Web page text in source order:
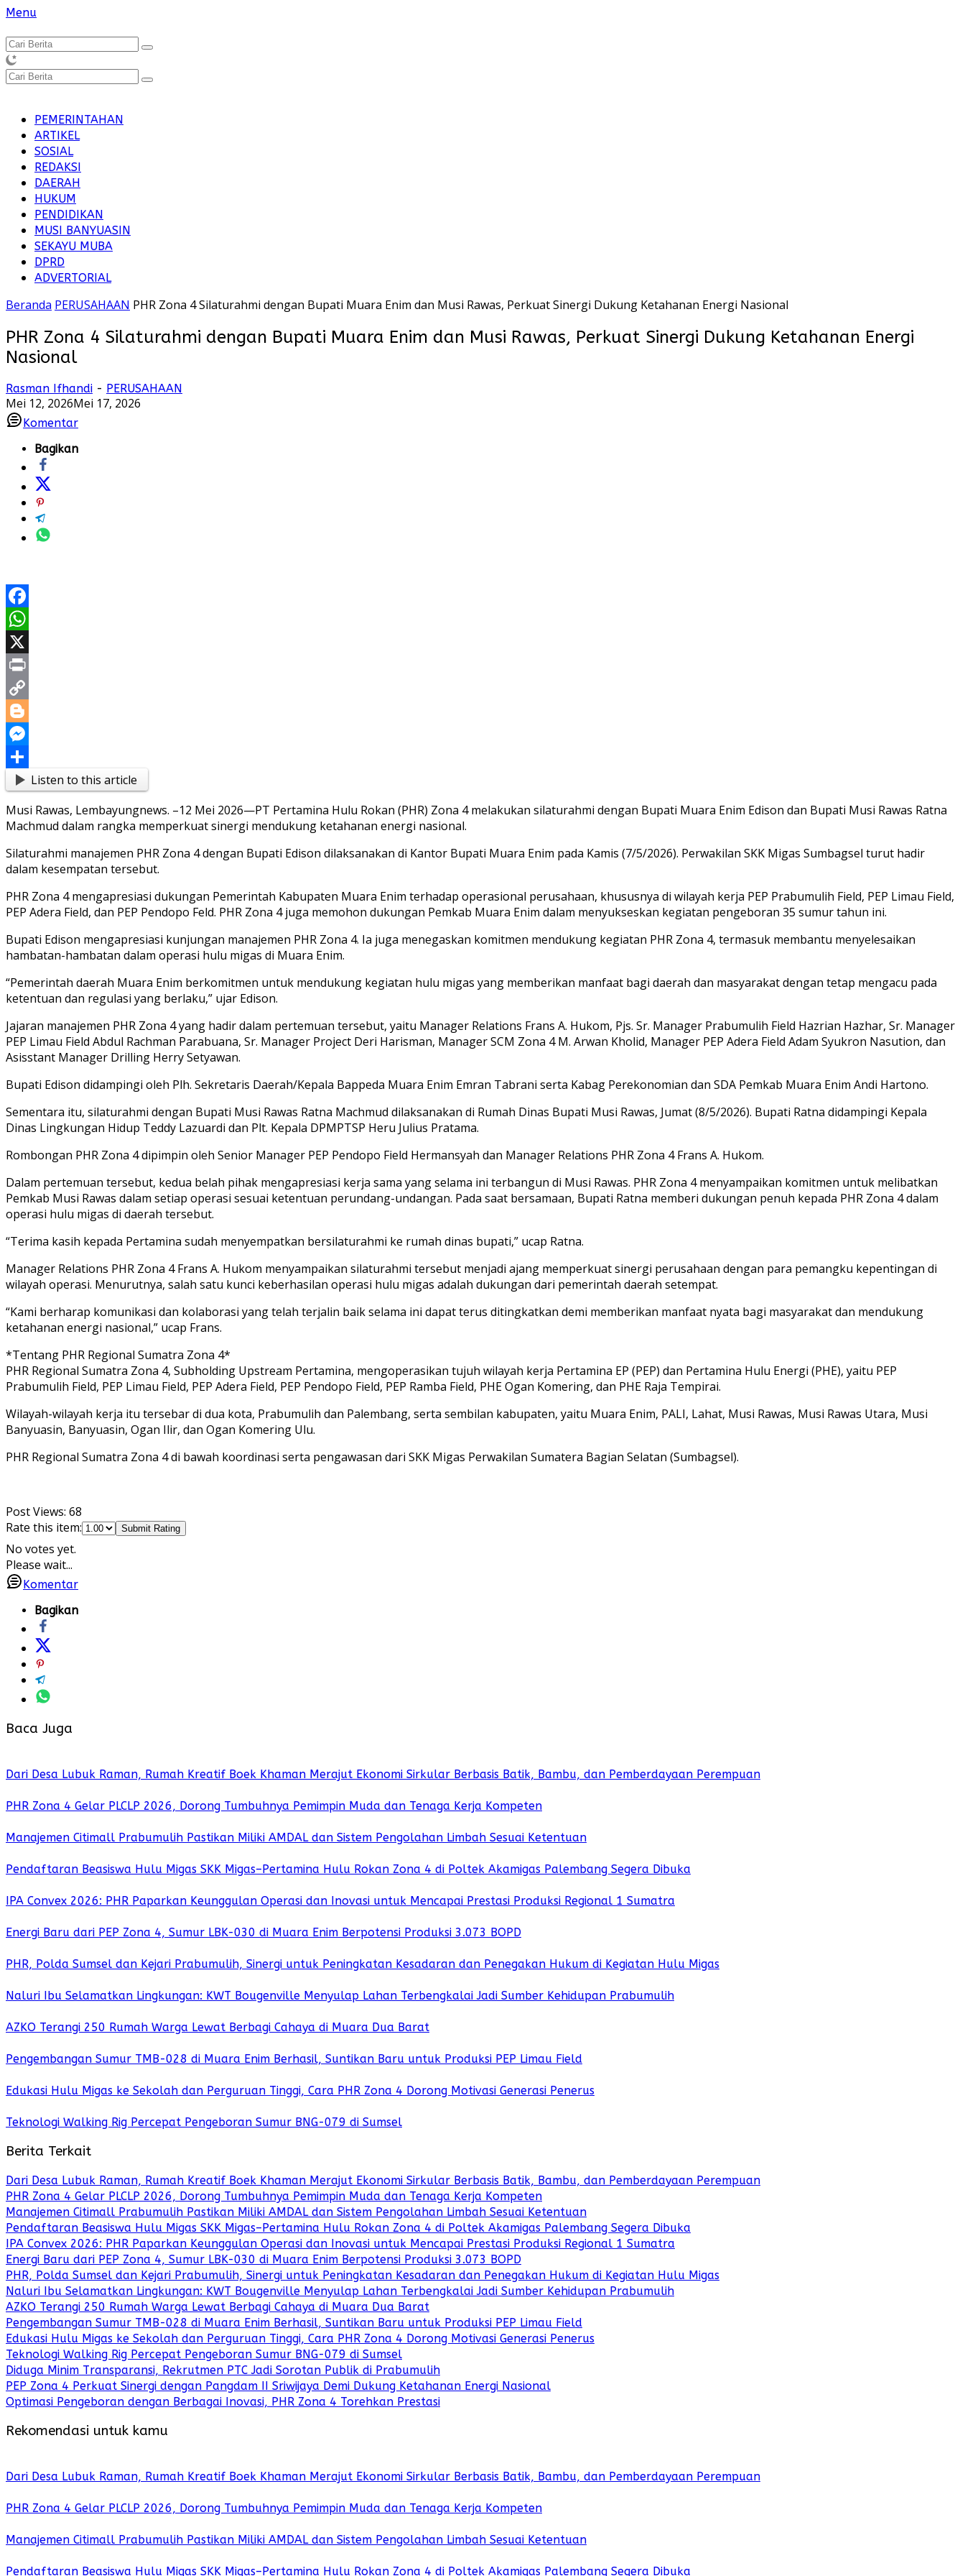
Langsung
konten
Menu
PEMERINTAHAN
ARTIKEL
SOSIAL
REDAKSI
DAERAH
HUKUM
PENDIDIKAN
MUSI BANYUASIN
SEKAYU MUBA
DPRD
ADVERTORIAL
Beranda PERUSAHAAN PHR Zona 4 Silaturahmi dengan Bupati Muara Enim dan Musi Rawas, Perkuat Sinergi Dukung Ketahanan Energi Nasional
PHR Zona 4 Silaturahmi dengan Bupati Muara Enim dan Musi Rawas, Perkuat Sinergi Dukung Ketahanan Energi
Nasional
Rasman Ifhandi - PERUSAHAAN
Mei 12, 2026Mei 17, 2026
Komentar
Bagikan
Facebook
WhatsApp
X
Print
Copy
Link
Blogger
Messenger
ShareListen to this article
Musi Rawas, Lembayungnews. –12 Mei 2026—PT Pertamina Hulu Rokan (PHR) Zona 4 melakukan silaturahmi dengan Bupati Muara Enim Edison dan Bupati Musi Rawas Ratna
Machmud dalam rangka memperkuat sinergi mendukung ketahanan energi nasional.
Silaturahmi manajemen PHR Zona 4 dengan Bupati Edison dilaksanakan di Kantor Bupati Muara Enim pada Kamis (7/5/2026). Perwakilan SKK Migas Sumbagsel turut hadir
dalam kesempatan tersebut.
PHR Zona 4 mengapresiasi dukungan Pemerintah Kabupaten Muara Enim terhadap operasional perusahaan, khususnya di wilayah kerja PEP Prabumulih Field, PEP Limau Field,
PEP Adera Field, dan PEP Pendopo Feld. PHR Zona 4 juga memohon dukungan Pemkab Muara Enim dalam menyukseskan kegiatan pengeboran 35 sumur tahun ini.
Bupati Edison mengapresiasi kunjungan manajemen PHR Zona 4. Ia juga menegaskan komitmen mendukung kegiatan PHR Zona 4, termasuk membantu menyelesaikan
hambatan-hambatan dalam operasi hulu migas di Muara Enim.
“Pemerintah daerah Muara Enim berkomitmen untuk mendukung kegiatan hulu migas yang memberikan manfaat bagi daerah dan masyarakat dengan tetap mengacu pada
ketentuan dan regulasi yang berlaku,” ujar Edison.
Jajaran manajemen PHR Zona 4 yang hadir dalam pertemuan tersebut, yaitu Manager Relations Frans A. Hukom, Pjs. Sr. Manager Prabumulih Field Hazrian Hazhar, Sr. Manager
PEP Limau Field Abdul Rachman Parabuana, Sr. Manager Project Deri Harisman, Manager SCM Zona 4 M. Arwan Kholid, Manager PEP Adera Field Adam Syukron Nasution, dan
Asisstant Manager Drilling Herry Setyawan.
Bupati Edison didampingi oleh Plh. Sekretaris Daerah/Kepala Bappeda Muara Enim Emran Tabrani serta Kabag Perekonomian dan SDA Pemkab Muara Enim Andi Hartono.
Sementara itu, silaturahmi dengan Bupati Musi Rawas Ratna Machmud dilaksanakan di Rumah Dinas Bupati Musi Rawas, Jumat (8/5/2026). Bupati Ratna didampingi Kepala
Dinas Lingkungan Hidup Teddy Lazuardi dan Plt. Kepala DPMPTSP Heru Julius Pratama.
Rombongan PHR Zona 4 dipimpin oleh Senior Manager PEP Pendopo Field Hermansyah dan Manager Relations PHR Zona 4 Frans A. Hukom.
Dalam pertemuan tersebut, kedua belah pihak mengapresiasi kerja sama yang selama ini terbangun di Musi Rawas. PHR Zona 4 menyampaikan komitmen untuk melibatkan
Pemkab Musi Rawas dalam setiap operasi sesuai ketentuan perundang-undangan. Pada saat bersamaan, Bupati Ratna memberi dukungan penuh kepada PHR Zona 4 dalam
operasi hulu migas di daerah tersebut.
“Terima kasih kepada Pertamina sudah menyempatkan bersilaturahmi ke rumah dinas bupati,” ucap Ratna.
Manager Relations PHR Zona 4 Frans A. Hukom menyampaikan silaturahmi tersebut menjadi ajang memperkuat sinergi perusahaan dengan para pemangku kepentingan di
wilayah operasi. Menurutnya, salah satu kunci keberhasilan operasi hulu migas adalah dukungan dari pemerintah daerah setempat.
“Kami berharap komunikasi dan kolaborasi yang telah terjalin baik selama ini dapat terus ditingkatkan demi memberikan manfaat nyata bagi masyarakat dan mendukung
ketahanan energi nasional,” ucap Frans.
*Tentang PHR Regional Sumatra Zona 4*
PHR Regional Sumatra Zona 4, Subholding Upstream Pertamina, mengoperasikan tujuh wilayah kerja Pertamina EP (PEP) dan Pertamina Hulu Energi (PHE), yaitu PEP
Prabumulih Field, PEP Limau Field, PEP Adera Field, PEP Pendopo Field, PEP Ramba Field, PHE Ogan Komering, dan PHE Raja Tempirai.
Wilayah-wilayah kerja itu tersebar di dua kota, Prabumulih dan Palembang, serta sembilan kabupaten, yaitu Muara Enim, PALI, Lahat, Musi Rawas, Musi Rawas Utara, Musi
Banyuasin, Banyuasin, Ogan Ilir, dan Ogan Komering Ulu.
PHR Regional Sumatra Zona 4 di bawah koordinasi serta pengawasan dari SKK Migas Perwakilan Sumatera Bagian Selatan (Sumbagsel).
Post Views: 68
Rate this item:
Submit Rating
No votes yet.
Please wait...
Komentar
Bagikan
Baca Juga
Dari Desa Lubuk Raman, Rumah Kreatif Boek Khaman Merajut Ekonomi Sirkular Berbasis Batik, Bambu, dan Pemberdayaan Perempuan
PHR Zona 4 Gelar PLCLP 2026, Dorong Tumbuhnya Pemimpin Muda dan Tenaga Kerja Kompeten
Manajemen Citimall Prabumulih Pastikan Miliki AMDAL dan Sistem Pengolahan Limbah Sesuai Ketentuan
Pendaftaran Beasiswa Hulu Migas SKK Migas–Pertamina Hulu Rokan Zona 4 di Poltek Akamigas Palembang Segera Dibuka
IPA Convex 2026: PHR Paparkan Keunggulan Operasi dan Inovasi untuk Mencapai Prestasi Produksi Regional 1 Sumatra
Energi Baru dari PEP Zona 4, Sumur LBK-030 di Muara Enim Berpotensi Produksi 3.073 BOPD
PHR, Polda Sumsel dan Kejari Prabumulih, Sinergi untuk Peningkatan Kesadaran dan Penegakan Hukum di Kegiatan Hulu Migas
Naluri Ibu Selamatkan Lingkungan: KWT Bougenville Menyulap Lahan Terbengkalai Jadi Sumber Kehidupan Prabumulih
AZKO Terangi 250 Rumah Warga Lewat Berbagi Cahaya di Muara Dua Barat
Pengembangan Sumur TMB-028 di Muara Enim Berhasil, Suntikan Baru untuk Produksi PEP Limau Field
Edukasi Hulu Migas ke Sekolah dan Perguruan Tinggi, Cara PHR Zona 4 Dorong Motivasi Generasi Penerus
Teknologi Walking Rig Percepat Pengeboran Sumur BNG-079 di Sumsel
Berita Terkait
Dari Desa Lubuk Raman, Rumah Kreatif Boek Khaman Merajut Ekonomi Sirkular Berbasis Batik, Bambu, dan Pemberdayaan Perempuan
PHR Zona 4 Gelar PLCLP 2026, Dorong Tumbuhnya Pemimpin Muda dan Tenaga Kerja Kompeten
Manajemen Citimall Prabumulih Pastikan Miliki AMDAL dan Sistem Pengolahan Limbah Sesuai Ketentuan
Pendaftaran Beasiswa Hulu Migas SKK Migas–Pertamina Hulu Rokan Zona 4 di Poltek Akamigas Palembang Segera Dibuka
IPA Convex 2026: PHR Paparkan Keunggulan Operasi dan Inovasi untuk Mencapai Prestasi Produksi Regional 1 Sumatra
Energi Baru dari PEP Zona 4, Sumur LBK-030 di Muara Enim Berpotensi Produksi 3.073 BOPD
PHR, Polda Sumsel dan Kejari Prabumulih, Sinergi untuk Peningkatan Kesadaran dan Penegakan Hukum di Kegiatan Hulu Migas
Naluri Ibu Selamatkan Lingkungan: KWT Bougenville Menyulap Lahan Terbengkalai Jadi Sumber Kehidupan Prabumulih
AZKO Terangi 250 Rumah Warga Lewat Berbagi Cahaya di Muara Dua Barat
Pengembangan Sumur TMB-028 di Muara Enim Berhasil, Suntikan Baru untuk Produksi PEP Limau Field
Edukasi Hulu Migas ke Sekolah dan Perguruan Tinggi, Cara PHR Zona 4 Dorong Motivasi Generasi Penerus
Teknologi Walking Rig Percepat Pengeboran Sumur BNG-079 di Sumsel
Diduga Minim Transparansi, Rekrutmen PTC Jadi Sorotan Publik di Prabumulih
PEP Zona 4 Perkuat Sinergi dengan Pangdam II Sriwijaya Demi Dukung Ketahanan Energi Nasional
Optimasi Pengeboran dengan Berbagai Inovasi, PHR Zona 4 Torehkan Prestasi
Rekomendasi untuk kamu
Dari Desa Lubuk Raman, Rumah Kreatif Boek Khaman Merajut Ekonomi Sirkular Berbasis Batik, Bambu, dan Pemberdayaan Perempuan
PHR Zona 4 Gelar PLCLP 2026, Dorong Tumbuhnya Pemimpin Muda dan Tenaga Kerja Kompeten
Manajemen Citimall Prabumulih Pastikan Miliki AMDAL dan Sistem Pengolahan Limbah Sesuai Ketentuan
Pendaftaran Beasiswa Hulu Migas SKK Migas–Pertamina Hulu Rokan Zona 4 di Poltek Akamigas Palembang Segera Dibuka